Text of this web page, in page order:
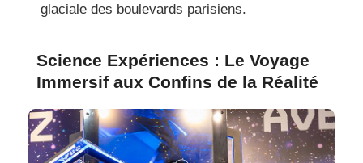
glaciale des boulevards parisiens.
Science Expériences : Le Voyage
Immersif aux Confins de la Réalité